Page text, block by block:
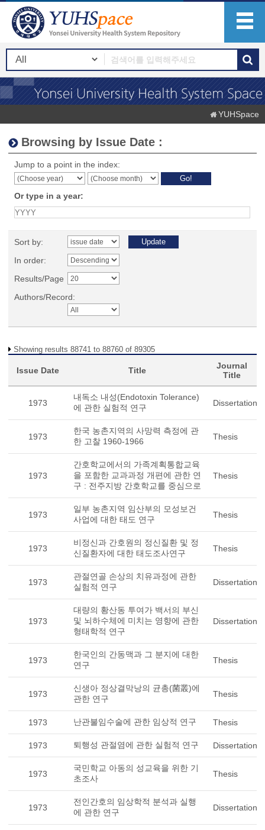
YUHSpace
Browsing by Issue Date :
Jump to a point in the index:
Or type in a year:
Sort by:
In order:
Results/Page
Authors/Record:
Showing results 88741 to 88760 of 89305
Issue Date Title
Journal
Title
1973
내독소 내성(Endotoxin Tolerance)
에 관한 실험적 연구
Dissertation
1973
한국 농촌지역의 사망력 측정에 관
한 고찰 1960-1966
Thesis
1973
간호학교에서의 가족계획통합교육
을 포함한 교과과정 개편에 관한 연
구 : 전주지방 간호학교를 중심으로
Thesis
1973
일부 농촌지역 임산부의 모성보건
사업에 대한 태도 연구
Thesis
1973
비정신과 간호원의 정신질환 및 정
신질환자에 대한 태도조사연구
Thesis
1973
관절연골 손상의 치유과정에 관한
실험적 연구
Dissertation
1973
대량의 황산동 투여가 백서의 부신
및 뇌하수체에 미치는 영향에 관한
형태학적 연구
Dissertation
1973
한국인의 간동맥과 그 분지에 대한
연구
Thesis
1973
신생아 정상결막낭의 균총(菌叢)에
관한 연구
Thesis
1973 난관불임수술에 관한 임상적 연구 Thesis
1973 퇴행성 관절염에 관한 실험적 연구 Dissertation
1973
국민학교 아동의 성교육을 위한 기
초조사
Thesis
1973
전인간호의 임상학적 분석과 실행
에 관한 연구
Dissertation